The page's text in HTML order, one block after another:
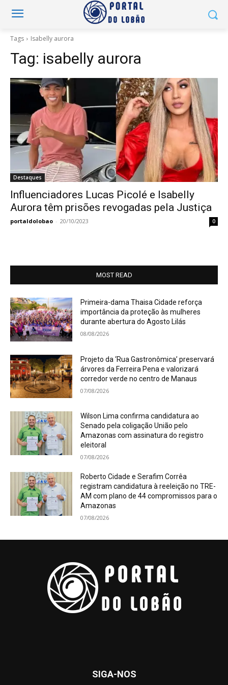
Tags Isabelly aurora
Tag: isabelly aurora
Destaques
Influenciadores Lucas Picolé e Isabelly
Aurora têm prisões revogadas pela Justiça
portaldolobao - 20/10/2023 0
MOST READ
Primeira-dama Thaisa Cidade reforça
importância da proteção às mulheres
durante abertura do Agosto Lilás
08/08/2026
Projeto da ‘Rua Gastronômica’ preservará
árvores da Ferreira Pena e valorizará
corredor verde no centro de Manaus
07/08/2026
Wilson Lima confirma candidatura ao
Senado pela coligação União pelo
Amazonas com assinatura do registro
eleitoral
07/08/2026
Roberto Cidade e Serafim Corrêa
registram candidatura à reeleição no TRE-
AM com plano de 44 compromissos para o
Amazonas
07/08/2026
SIGA-NOS